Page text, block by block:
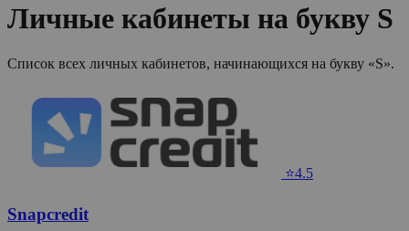
Личные кабинеты на букву S
Список всех личных кабинетов, начинающихся на букву «S».
⭐4.5
Snapcredit